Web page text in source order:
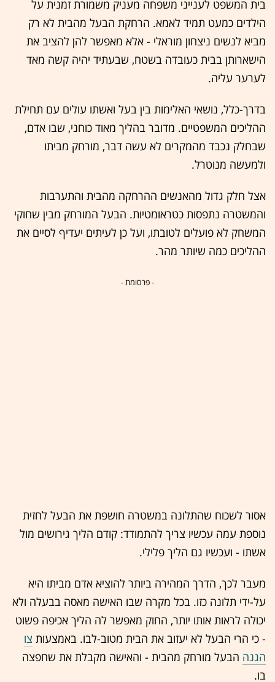
בית המשפט לענייני משפחה מעניק משמורת זמנית על
הילדים כמעט תמיד לאמא. הרחקת הבעל מהבית לא רק
מביא לנשים ניצחון מוראלי - אלא מאפשר להן להציב את
הישארותן בבית כעובדה בשטח, שבעתיד יהיה קשה מאד
לערער עליה.
בדרך-כלל, נושאי האלימות בין בעל ואשתו עולים עם תחילת
ההליכים המשפטיים. מדובר בהליך מאוד כוחני, שבו אדם,
שבחלק נכבד מהמקרים לא עשה דבר, מורחק מביתו
ולמעשה מנוטרל.
אצל חלק גדול מהאנשים ההרחקה מהבית והתערבות
והמשטרה נתפסות כטראומטיות. הבעל המורחק מבין שחוקי
המשחק לא פועלים לטובתו, ועל כן לעיתים יעדיף לסיים את
ההליכים כמה שיותר מהר.
- פרסומת -
אסור לשכוח שהתלונה במשטרה חושפת את הבעל לחזית
נוספת עמה עכשיו צריך להתמודד: קודם הליך גירושים מול
אשתו - ועכשיו גם הליך פלילי.
מעבר לכך, הדרך המהירה ביותר להוציא אדם מביתו היא
על-ידי תלונה כזו. בכל מקרה שבו האישה מאסה בבעלה ולא
יכולה לראות אותו יותר, החוק מאפשר לה הליך אכיפה פשוט
- כי הרי הבעל לא יעזוב את הבית מטוב-לבו. באמצעות צו
הגנה הבעל מורחק מהבית - והאישה מקבלת את שחפצה
בו.